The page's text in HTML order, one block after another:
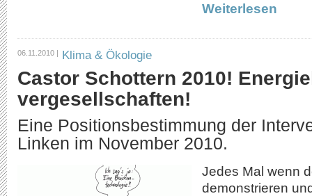
Weiterlesen
06.11.2010 | Klima & Ökologie
Castor Schottern 2010!
vergesellschaften!
Eine Positionsbestimmung der
Linken im November 2010.
Jedes Mal wenn
demonstrieren